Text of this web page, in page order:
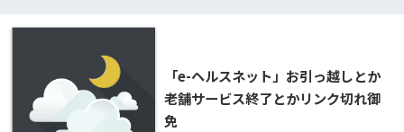
「e-ヘルスネット」お引っ越しとか
老舗サービス終了とかリンク切れ御
免